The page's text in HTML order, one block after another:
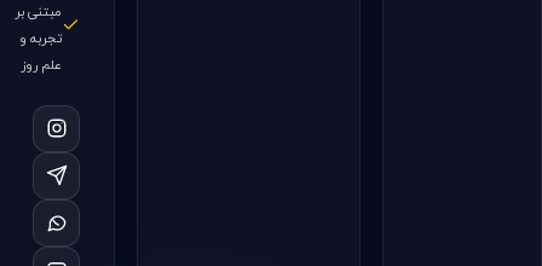
مبتنی بر
تجربه و
علم روز